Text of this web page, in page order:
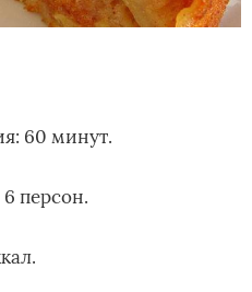
60 минут.
персон.